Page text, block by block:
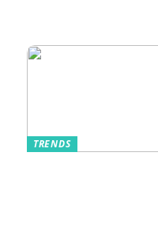
TRENDS